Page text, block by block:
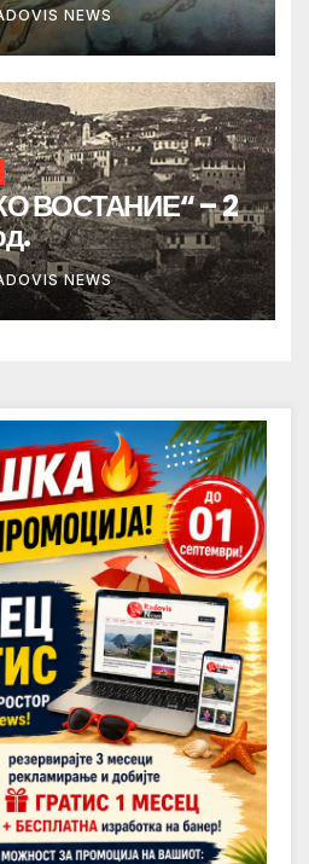
NEWS
ВОСТАНИЕ“ – 2
NEWS